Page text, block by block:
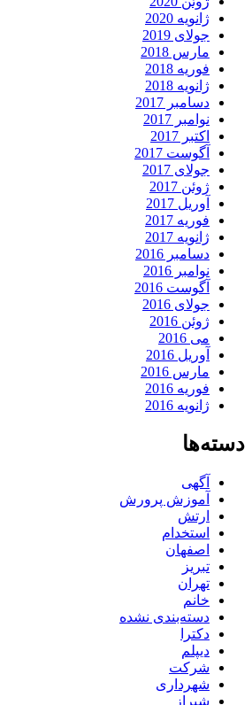
ژانویه 2020
جولای 2019
مارس 2018
فوریه 2018
ژانویه 2018
دسامبر 2017
نوامبر 2017
اکتبر 2017
آگوست 2017
جولای 2017
ژوئن 2017
آوریل 2017
فوریه 2017
ژانویه 2017
دسامبر 2016
نوامبر 2016
آگوست 2016
جولای 2016
ژوئن 2016
می 2016
آوریل 2016
مارس 2016
فوریه 2016
ژانویه 2016
دسته‌ها
آگهی
آموزش پرورش
ارتش
استخدام
اصفهان
تبریز
تهران
خانم
دسته‌بندی نشده
دکترا
دیپلم
شرکت
شهرداری
شیراز